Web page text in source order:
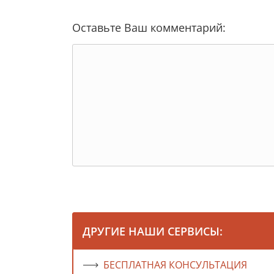
Оставьте Ваш комментарий:
ДРУГИЕ НАШИ СЕРВИСЫ:
БЕСПЛАТНАЯ КОНСУЛЬТАЦИЯ